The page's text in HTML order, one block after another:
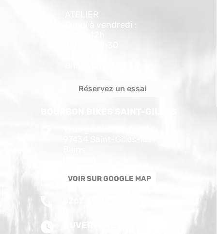
ATELIER
Lundi à vendredi :
Réservez un essai
VOIR SUR GOOGLE MAP
OUVERTURE :